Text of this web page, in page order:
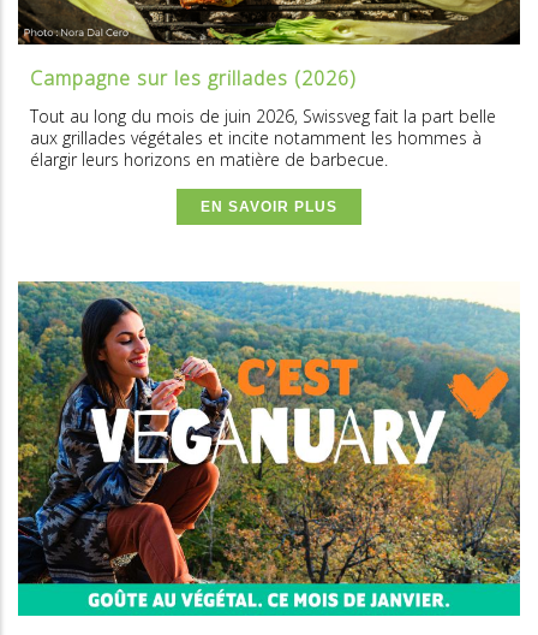
Campagne sur les grillades (2026)
Tout au long du mois de juin 2026, Swissveg fait la part belle
aux grillades végétales et incite notamment les hommes à
élargir leurs horizons en matière de barbecue.
EN SAVOIR PLUS